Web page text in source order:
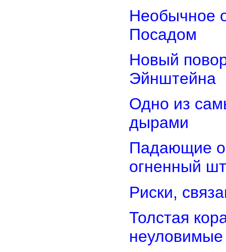
Необычное
Посадом
Новый
Эйнштейна
Одно из
дырами
Падающие
огненный
Риски,
Толстая